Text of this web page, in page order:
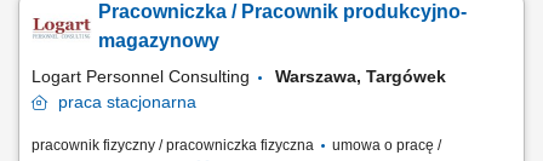
Przyjmowanie, kompletowanie i wydawanie towarów; Prawidłowe
rozmieszczanie asortymentu w strefie magazynu; Dbanie o porządek i
Pracowniczka / Pracownik produkcyjno-
magazynowy
Logart Personnel Consulting
Warszawa, Targówek
praca stacjonarna
pracownik fizyczny / pracowniczka fizyczna
umowa o pracę /